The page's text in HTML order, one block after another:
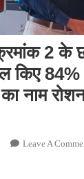
2 के
किए
नाम
Leave A